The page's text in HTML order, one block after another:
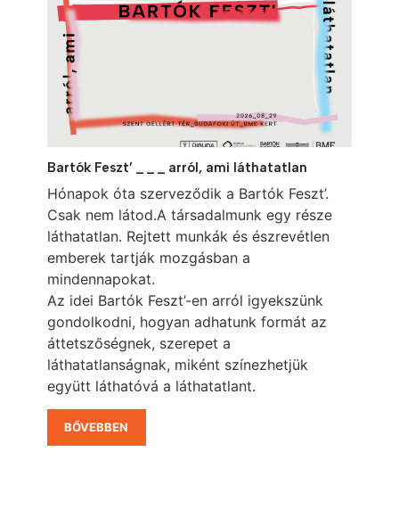
Bartók Feszt’ _ _ _ arról, ami láthatatlan
Hónapok óta szerveződik a Bartók Feszt’.
Csak nem látod.A társadalmunk egy része
láthatatlan. Rejtett munkák és észrevétlen
emberek tartják mozgásban a
mindennapokat.
Az idei Bartók Feszt’-en arról igyekszünk
gondolkodni, hogyan adhatunk formát az
áttetszőségnek, szerepet a
láthatatlanságnak, miként színezhetjük
együtt láthatóvá a láthatatlant.
BŐVEBBEN